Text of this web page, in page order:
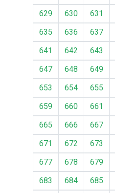
629
630 631
635
636 637
641
642 643
647
648 649
653
654 655
659
660 661
665
666 667
671
672 673
677
678 679
683
684 685